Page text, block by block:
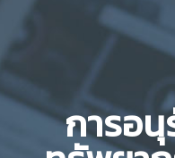
การอ